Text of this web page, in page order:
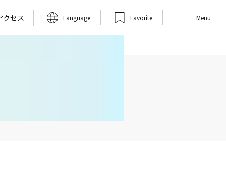
クセス Favorite
Language Menu